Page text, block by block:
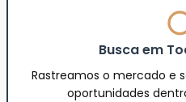
Busca em
Rastreamos o mercado e
oportunidades